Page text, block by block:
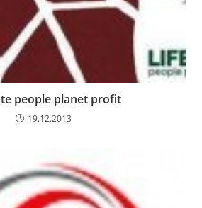
people planet profit
19.12.2013